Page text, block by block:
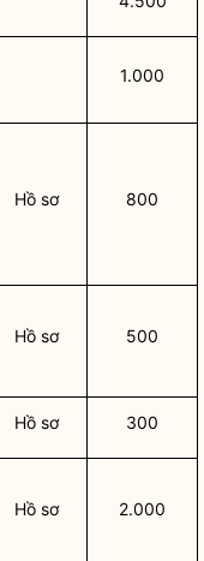
1.000
Hồ sơ 800
Hồ sơ 500
Hồ sơ 300
Hồ sơ 2.000